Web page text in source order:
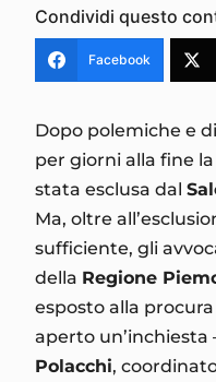
Condividi questo
Facebook
Dopo polemiche e
per giorni alla fine
stata esclusa dal
Ma, oltre
sufficiente, gli
della Regione
esposto alla
aperto un’inchiesta
Polacchi,